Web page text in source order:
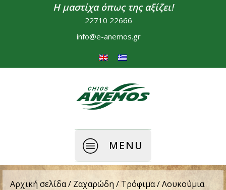
Η μαστίχα όπως της αξίζει!
22710 22666
info@e-anemos.gr
MENU
Αρχική σελίδα/ Ζαχαρώδη / Τρόφιμα/Λουκούμια